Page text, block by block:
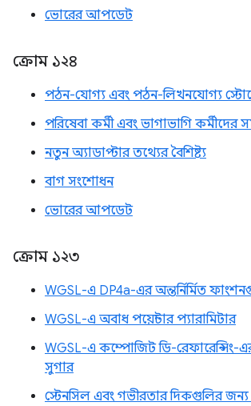
ভোরের আপডেট
ক্রোম ১২৪
পঠন-যোগ্য এবং পঠন-লিখনযোগ্য
পরিষেবা কর্মী এবং ভাগাভাগি কর্মীদের
নতুন অ্যাডাপ্টার তথ্যের বৈশিষ্ট্য
বাগ সংশোধন
ভোরের আপডেট
ক্রোম ১২৩
WGSL-এ DP4a-এর অন্তর্নির্মিত
WGSL-এ অবাধ পয়েন্টার প্যারামিটার
WGSL-এ কম্পোজিট ডি-রেফারেন্সিং-
সুগার
স্টেনসিল এবং গভীরতার দিকগুলির